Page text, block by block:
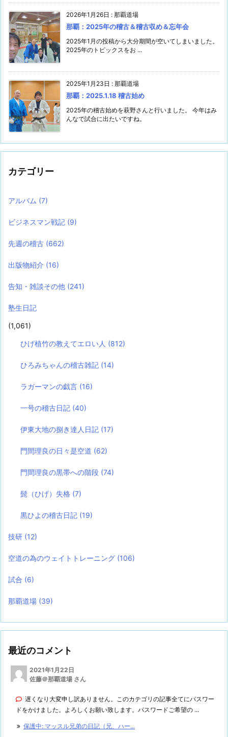
2026年1月26日 : 那覇道場
那覇：2025年の稽古＆稽古収め＆忘年会
2025年1月の投稿から大分期間が空いてしまいました。
2025年のトピックスをお ...
2025年1月23日 : 那覇道場
那覇：2025.1.18 稽古始め
2025年の稽古始めを萩野さんと行いました。 今年はみ
んなで試合に出たいですね。
カテゴリー
アルバム (7)
ビジネスマン戦記 (9)
先週の稽古 (662)
出版物紹介 (16)
告知・雑談その他 (241)
塾生日記
(1,061)
ひげ植竹の教えてエロい人 (812)
ひろみちゃんの稽古雑記 (14)
ラガーマンの戯言 (16)
一号の稽古日記 (40)
伊東大地の捌き達人日記 (17)
門間理良の日々是空道 (62)
門間理良の黒帯への階段 (74)
髭（ひげ）失格 (7)
黒ひよの稽古日記 (19)
技研 (12)
空道の為のウェイトトレーニング (106)
試合 (6)
那覇道場 (39)
最近のコメント
2021年1月22日
佐藤＠那覇道場 さん
遅くなり大変申し訳ありません。このカテゴリの記事全てにパスワー
ドをかけました。よろしくお願い致します。パスワードご希望の ...
保護中: マッスル兄弟の日記（兄、ハー...